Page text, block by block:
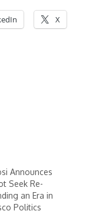
X
Announces
Seek Re-
an Era in
Politics